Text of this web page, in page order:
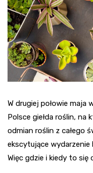
W drugiej połowie maja
Polsce giełda roślin, na
odmian roślin z całego
ekscytujące wydarzenie
Więc gdzie i kiedy to się